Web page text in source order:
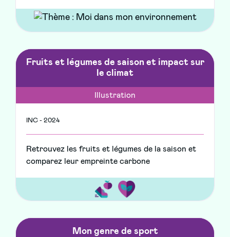
Fruits et légumes de saison et impact sur
le climat
Illustration
INC - 2024
Retrouvez les fruits et légumes de la saison et
comparez leur empreinte carbone
Mon genre de sport